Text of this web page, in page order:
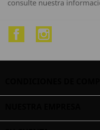
consulte nuestra
Facebook